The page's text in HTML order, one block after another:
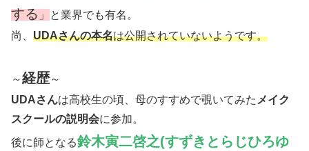
する 」
と業界でも有名。
尚、 UDAさんの本名は公開されていないようです。
～経歴～
UDAさんは高校生の頃、母のすすめで覗いてみた メイク
スクールの説明会に参加。
後に師となる鈴木寅二啓之(すずきとらじひろゆ